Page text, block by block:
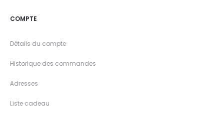
COMPTE
Détails du compte
Historique des commandes
Adresses
Liste cadeau